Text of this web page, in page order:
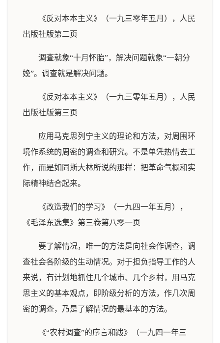
《反对本本主义》（一九三零年五月），人民
出版社版第二页
调查就象“十月怀胎”，解决问题就象“一朝分
娩”。调查就是解决问题。
《反对本本主义》（一九三零年五月），人民
出版社版第三页
应用马克思列宁主义的理论和方法，对周围环
境作系统的周密的调查和研究。不是单凭热情去工
作，而是如同斯大林所说的那样：把革命气概和实
际精神结合起来。
《改造我们的学习》（一九四一年五月），
《毛泽东选集》第三卷第八零一页
要了解情况，唯一的方法是向社会作调查，调
查社会各阶级的生动情况。对于担负指导工作的人
来说，有计划地抓住几个城市、几个乡村，用马克
思主义的基本观点，即阶级分析的方法，作几次周
密的调查，乃是了解情况的最基本的方法。
《“农村调查”的序言和跋》（一九四一年三